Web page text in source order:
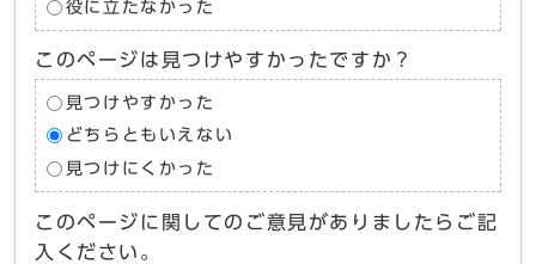
役に立たなかった
このページは見つけやすかったですか？
見つけやすかった
どちらともいえない
見つけにくかった
このページに関してのご意見がありましたらご記
入ください。